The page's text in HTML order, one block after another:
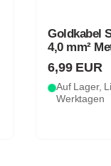
Goldkabel
4,0 mm²
6,99 EUR
Auf Lager,
Werktagen